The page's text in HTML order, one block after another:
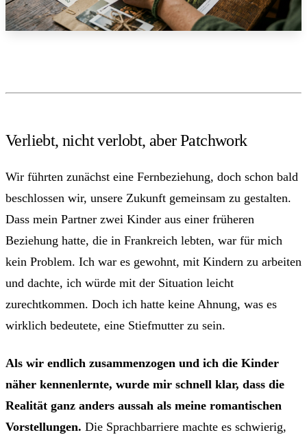
Verliebt, nicht verlobt, aber Patchwork
Wir führten zunächst eine Fernbeziehung, doch schon bald
beschlossen wir, unsere Zukunft gemeinsam zu gestalten.
Dass mein Partner zwei Kinder aus einer früheren
Beziehung hatte, die in Frankreich lebten, war für mich
kein Problem. Ich war es gewohnt, mit Kindern zu arbeiten
und dachte, ich würde mit der Situation leicht
zurechtkommen. Doch ich hatte keine Ahnung, was es
wirklich bedeutete, eine Stiefmutter zu sein.
Als wir endlich zusammenzogen und ich die Kinder
näher kennenlernte, wurde mir schnell klar, dass die
Realität ganz anders aussah als meine romantischen
Vorstellungen. Die Sprachbarriere machte es schwierig,